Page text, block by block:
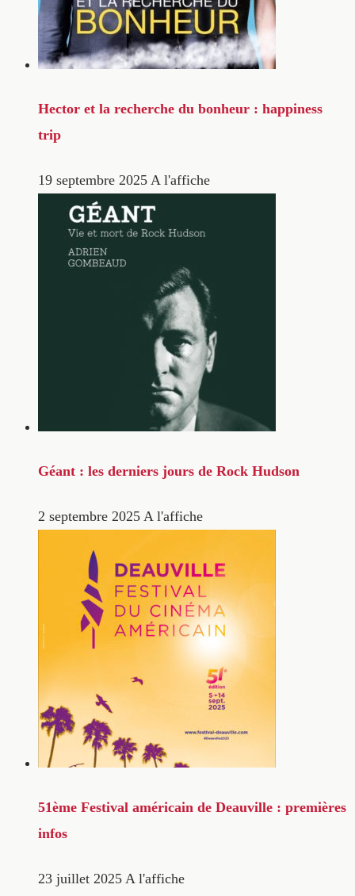
Hector et la recherche du bonheur : happiness
trip
19 septembre 2025 A l'affiche
Géant : les derniers jours de Rock Hudson
2 septembre 2025 A l'affiche
51ème Festival américain de Deauville : premières
infos
23 juillet 2025 A l'affiche